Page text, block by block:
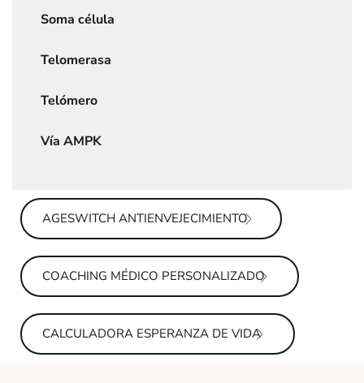
Soma célula
Telomerasa
Telómero
Vía AMPK
AGESWITCH ANTIENVEJECIMIENTO
COACHING MÉDICO PERSONALIZADO
CALCULADORA ESPERANZA DE VIDA